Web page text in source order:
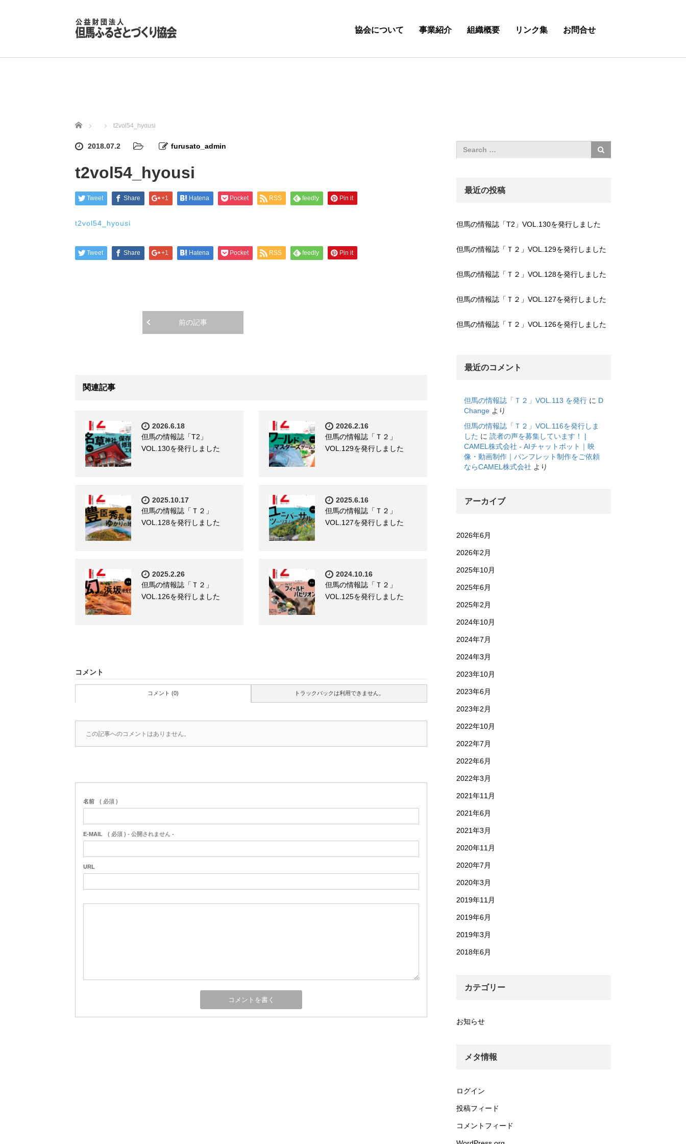
協会について 事業紹介 組織概要 リンク集 お問合せ
ホーム t2vol54_hyousi
2018.07.2 furusato_admin
t2vol54_hyousi
Tweet Share +1 Hatena Pocket RSS feedly Pin it
t2vol54_hyousi
Tweet Share +1 Hatena Pocket RSS feedly Pin it
前の記事
関連記事
2026.6.18
但馬の情報誌「T2」
VOL.130を発行しました
2026.2.16
但馬の情報誌「Ｔ２」
VOL.129を発行しました
2025.10.17
但馬の情報誌「Ｔ２」
VOL.128を発行しました
2025.6.16
但馬の情報誌「Ｔ２」
VOL.127を発行しました
2025.2.26
但馬の情報誌「Ｔ２」
VOL.126を発行しました
2024.10.16
但馬の情報誌「Ｔ２」
VOL.125を発行しました
コメント
コメント (0) トラックバックは利用できません。
この記事へのコメントはありません。
名前 ( 必須 )
E-MAIL ( 必須 ) - 公開されません -
URL
最近の投稿
但馬の情報誌「T2」VOL.130を発行しました
但馬の情報誌「Ｔ２」VOL.129を発行しました
但馬の情報誌「Ｔ２」VOL.128を発行しました
但馬の情報誌「Ｔ２」VOL.127を発行しました
但馬の情報誌「Ｔ２」VOL.126を発行しました
最近のコメント
但馬の情報誌「Ｔ２」VOL.113 を発行 に D
Change より
但馬の情報誌「Ｔ２」VOL.116を発行しま
した に 読者の声を募集しています！ |
CAMEL株式会社 - AIチャットボット｜映
像・動画制作｜パンフレット制作をご依頼
ならCAMEL株式会社 より
アーカイブ
2026年6月
2026年2月
2025年10月
2025年6月
2025年2月
2024年10月
2024年7月
2024年3月
2023年10月
2023年6月
2023年2月
2022年10月
2022年7月
2022年6月
2022年3月
2021年11月
2021年6月
2021年3月
2020年11月
2020年7月
2020年3月
2019年11月
2019年6月
2019年3月
2018年6月
カテゴリー
お知らせ
メタ情報
ログイン
投稿フィード
コメントフィード